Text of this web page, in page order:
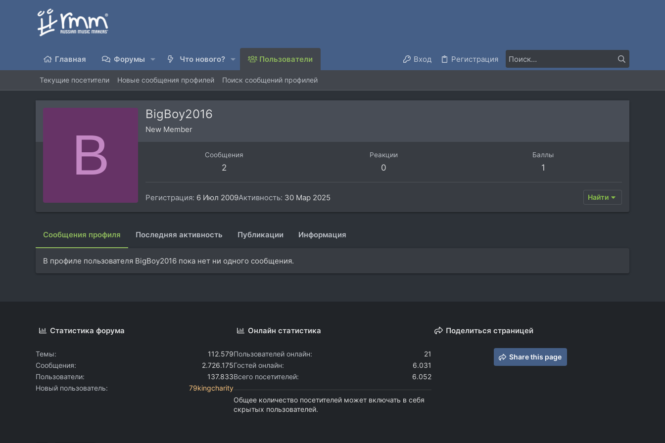
Главная Форумы Что нового? Пользователи Вход Регистрация
Текущие посетители Новые сообщения профилей Поиск сообщений профилей
B
BigBoy2016
New Member
Сообщения
2
Реакции
0
Баллы
1
Регистрация 6 Июл 2009Активность 30 Мар 2025 Найти
Сообщения профиля Последняя активность Публикации Информация
В профиле пользователя BigBoy2016 пока нет ни одного сообщения.
Статистика форума
Темы
112.579
Сообщения
2.726.175
Пользователи
137.833
Новый пользователь
79kingcharity
Онлайн статистика
Пользователей онлайн
21
Гостей онлайн
6.031
Всего посетителей
6.052
Общее количество посетителей может включать в себя
скрытых пользователей.
Поделиться страницей
Share this page